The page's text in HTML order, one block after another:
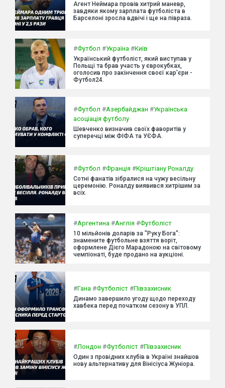
Агент Неймара провів хитрий маневр,
завдяки якому зарплата футболіста в
Барселоні зросла вдвічі і ще на півраза.
#Футбол #Україна #Київ
Український футболіст, який виступав у
Польщі та брав участь у єврокубках,
оголосив про закінчення своєї кар'єри -
Футбол24.
#Футбол #Азербайджан #Українська
асоціація футболу
Шевченко визначив своїх фаворитів у
суперечці між ФІФА та УЄФА.
#Футбол #Франція #Кріштіану Роналду
Сотні фанатів зібралися на чужу весільну
церемонію. Роналду виявився хитрішим за
всіх.
#Аргентина #Англія #Футболіст
10 мільйонів доларів за "Руку Бога":
знамените футбольне взяття воріт,
оформлене Дієго Марадоною на світовому
чемпіонаті, буде продано на аукціоні.
#Гана #Футболіст #Півзахисник
Динамо завершило угоду щодо переходу
хавбека перед початком сезону в УПЛ.
#Лондон #Футболіст #Півзахисник
Один з провідних клубів в Україні знайшов
нову альтернативу для Вінісіуса Жуніора.